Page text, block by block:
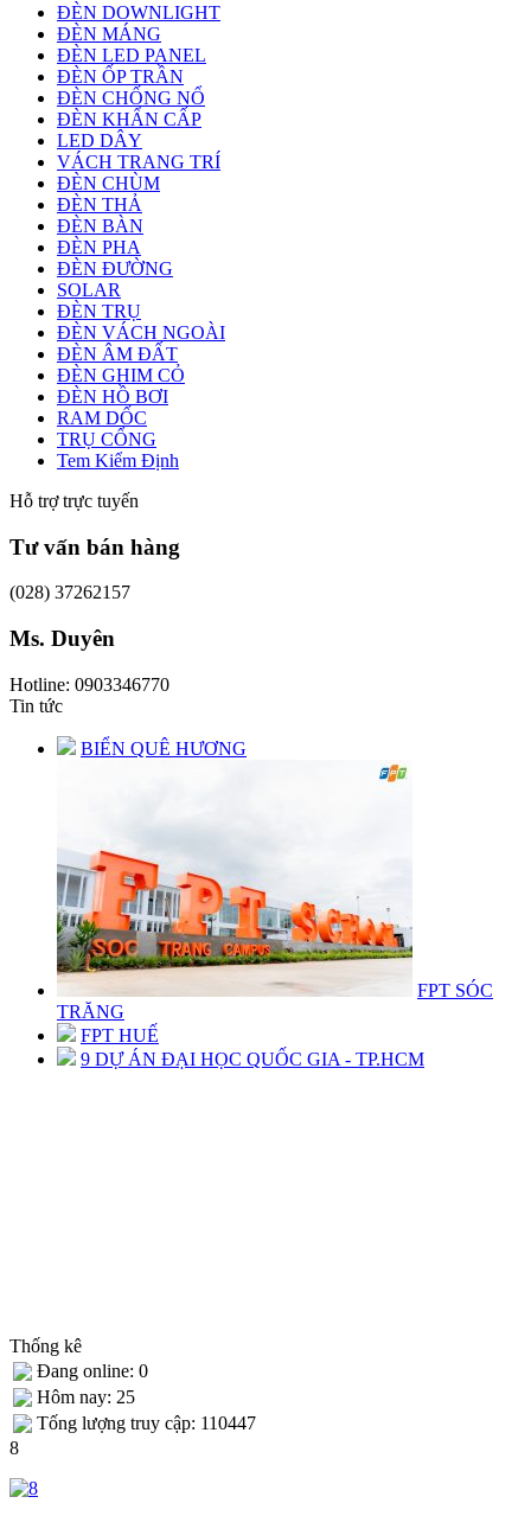
ĐÈN DOWNLIGHT
ĐÈN MÁNG
ĐÈN LED PANEL
ĐÈN ỐP TRẦN
ĐÈN CHỐNG NỔ
ĐÈN KHẨN CẤP
LED DÂY
VÁCH TRANG TRÍ
ĐÈN CHÙM
ĐÈN THẢ
ĐÈN BÀN
ĐÈN PHA
ĐÈN ĐƯỜNG
SOLAR
ĐÈN TRỤ
ĐÈN VÁCH NGOÀI
ĐÈN ÂM ĐẤT
ĐÈN GHIM CỎ
ĐÈN HỒ BƠI
RAM DỐC
TRỤ CỔNG
Tem Kiểm Định
Hỗ trợ trực tuyến
Tư vấn bán hàng
(028) 37262157
Ms. Duyên
Hotline: 0903346770
Tin tức
BIỂN QUÊ HƯƠNG
FPT SÓC
TRĂNG
FPT HUẾ
9 DỰ ÁN ĐẠI HỌC QUỐC GIA - TP.HCM
Thống kê
Đang online: 0
Hôm nay: 25
Tống lượng truy cập: 110447
8